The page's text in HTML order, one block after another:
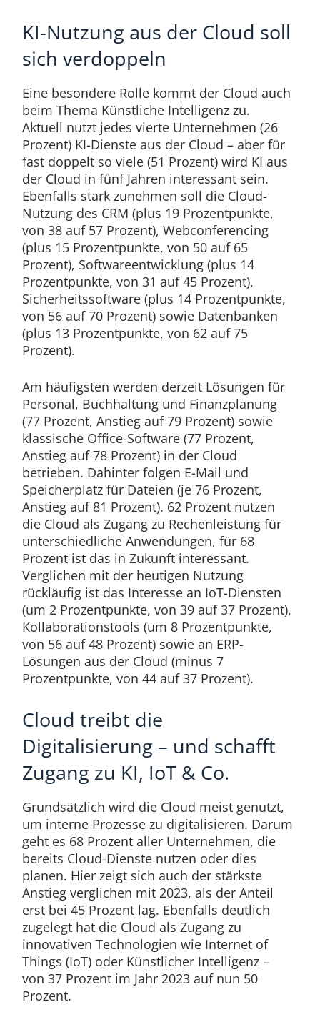
KI-Nutzung aus der Cloud soll
sich verdoppeln
Eine besondere Rolle kommt der Cloud auch
beim Thema Künstliche Intelligenz zu.
Aktuell nutzt jedes vierte Unternehmen (26
Prozent) KI-Dienste aus der Cloud – aber für
fast doppelt so viele (51 Prozent) wird KI aus
der Cloud in fünf Jahren interessant sein.
Ebenfalls stark zunehmen soll die Cloud-
Nutzung des CRM (plus 19 Prozentpunkte,
von 38 auf 57 Prozent), Webconferencing
(plus 15 Prozentpunkte, von 50 auf 65
Prozent), Softwareentwicklung (plus 14
Prozentpunkte, von 31 auf 45 Prozent),
Sicherheitssoftware (plus 14 Prozentpunkte,
von 56 auf 70 Prozent) sowie Datenbanken
(plus 13 Prozentpunkte, von 62 auf 75
Prozent).
Am häufigsten werden derzeit Lösungen für
Personal, Buchhaltung und Finanzplanung
(77 Prozent, Anstieg auf 79 Prozent) sowie
klassische Office-Software (77 Prozent,
Anstieg auf 78 Prozent) in der Cloud
betrieben. Dahinter folgen E-Mail und
Speicherplatz für Dateien (je 76 Prozent,
Anstieg auf 81 Prozent). 62 Prozent nutzen
die Cloud als Zugang zu Rechenleistung für
unterschiedliche Anwendungen, für 68
Prozent ist das in Zukunft interessant.
Verglichen mit der heutigen Nutzung
rückläufig ist das Interesse an IoT-Diensten
(um 2 Prozentpunkte, von 39 auf 37 Prozent),
Kollaborationstools (um 8 Prozentpunkte,
von 56 auf 48 Prozent) sowie an ERP-
Lösungen aus der Cloud (minus 7
Prozentpunkte, von 44 auf 37 Prozent).
Cloud treibt die
Digitalisierung – und schafft
Zugang zu KI, IoT & Co.
Grundsätzlich wird die Cloud meist genutzt,
um interne Prozesse zu digitalisieren. Darum
geht es 68 Prozent aller Unternehmen, die
bereits Cloud-Dienste nutzen oder dies
planen. Hier zeigt sich auch der stärkste
Anstieg verglichen mit 2023, als der Anteil
erst bei 45 Prozent lag. Ebenfalls deutlich
zugelegt hat die Cloud als Zugang zu
innovativen Technologien wie Internet of
Things (IoT) oder Künstlicher Intelligenz –
von 37 Prozent im Jahr 2023 auf nun 50
Prozent.